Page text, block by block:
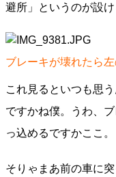
避所」というのが設
ブレーキが壊れたら
これ見るといつも思
ですかね僕。うわ、
っ込めるですかここ。
そりゃまあ前の車に